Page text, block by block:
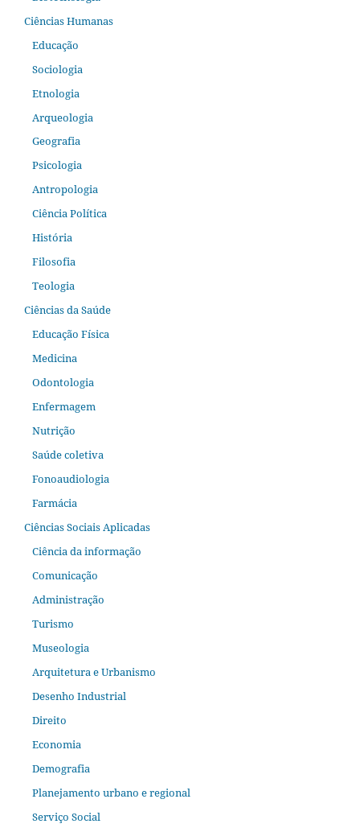
Ciências Humanas
Educação
Sociologia
Etnologia
Arqueologia
Geografia
Psicologia
Antropologia
Ciência Política
História
Filosofia
Teologia
Ciências da Saúde
Educação Física
Medicina
Odontologia
Enfermagem
Nutrição
Saúde coletiva
Fonoaudiologia
Farmácia
Ciências Sociais Aplicadas
Ciência da informação
Comunicação
Administração
Turismo
Museologia
Arquitetura e Urbanismo
Desenho Industrial
Direito
Economia
Demografia
Planejamento urbano e regional
Serviço Social